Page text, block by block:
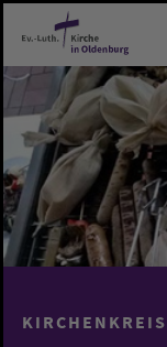
Zum Hauptinhalt